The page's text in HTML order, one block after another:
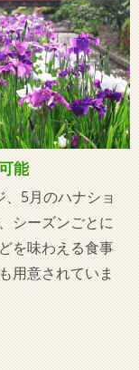
能
5月のハナショ
シーズンごとに
を味わえる食事
用意されていま